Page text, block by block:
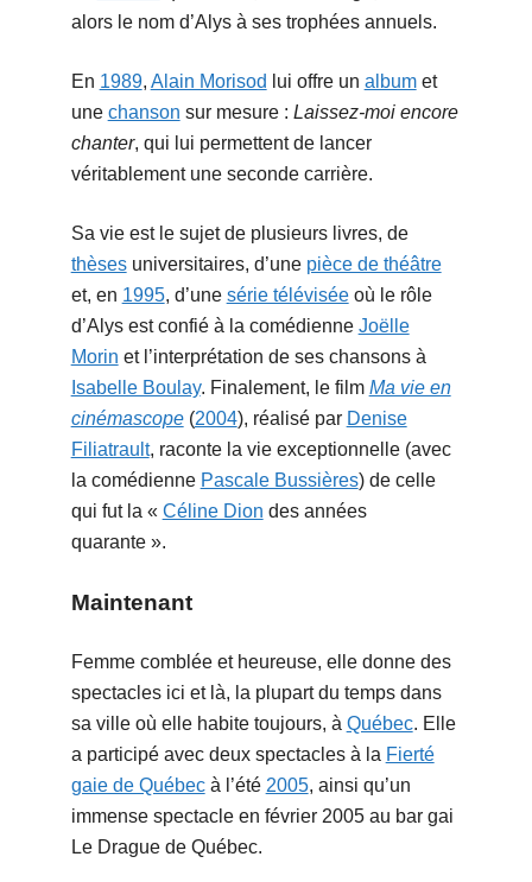
alors le nom d’Alys à ses trophées annuels.
En 1989, Alain Morisod lui offre un albumet
une chanson sur mesure : Laissez-moi encore
chanter, qui lui permettent de lancer
véritablement une seconde carrière.
Sa vie est le sujet de plusieurs livres, de
thèsesuniversitaires, d’une pièce de théâtre
et, en 1995, d’une série téléviséeoù le rôle
d’Alys est confié à la comédienne Joëlle
Morin et l’interprétation de ses chansons à
Isabelle Boulay. Finalement, le film Ma vie en
cinémascope(2004), réalisé par Denise
Filiatrault, raconte la vie exceptionnelle (avec
la comédienne Pascale Bussières) de celle
qui fut la « Céline Dion des années
quarante ».
Maintenant
Femme comblée et heureuse, elle donne des
spectacles ici et là, la plupart du temps dans
sa ville où elle habite toujours, à Québec. Elle
a participé avec deux spectacles à la Fierté
gaie de Québecà l’été 2005, ainsi qu’un
immense spectacle en février 2005 au bar gai
Le Drague de Québec.